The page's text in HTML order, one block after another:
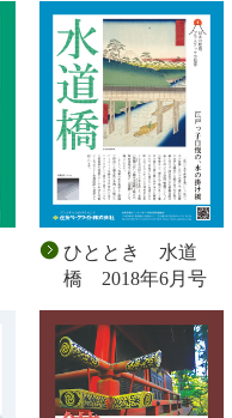
ひととき 水道
橋 2018年6月号